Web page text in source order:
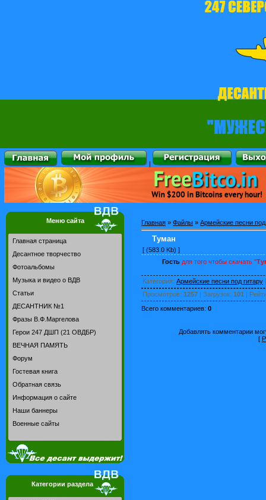
|
Меню сайта
Главная страница
Десантное творчество
Фотоальбомы
Музыка и видео о ВДВ
Статьи
ДЕСАНТНИК №1
Фразы В.Ф.Маргелова
Герои 247 ДШП (21 ОВДБР)
ВЕЧНАЯ ПАМЯТЬ
Форум
Гостевая книга
Обратная связь
Информация о сайте
Наши баннеры
Военные сайты
Категории раздела
Главная » Файлы » Армейские песни под
Туман
[ (583.0 Kb) ]
Гость для того чтобы скачать "
Категория: Армейские песни под гитару
Просмотров: 1257 | Загрузок: 101 |
Всего комментариев: 0
Добавлять комментарии
[